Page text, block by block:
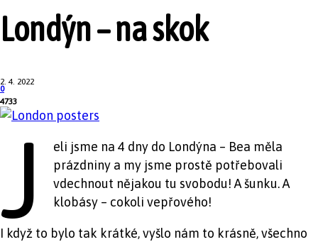
Londýn – na skok
2. 4. 2022
0
4733
J
eli jsme na 4 dny do Londýna – Bea měla
prázdniny a my jsme prostě potřebovali
vdechnout nějakou tu svobodu! A šunku. A
klobásy – cokoli vepřového!
I když to bylo tak krátké, vyšlo nám to krásně, všechno